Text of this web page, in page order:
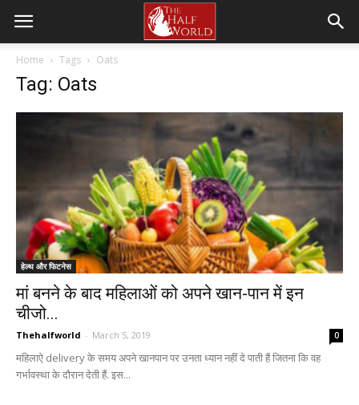
Home Tags Oats
Tag: Oats
हेल्थ और फिटनेस
मां बनने के बाद महिलाओं को अपने खान-पान में इन
चीजो...
Thehalfworld - March 5, 2019 0
महिलाऐ delivery के समय अपने खानपान पर उनता ध्यान नहीं दे पाती हैं जितना कि वह
गर्भावस्था के दौरान देती हैं. इस...